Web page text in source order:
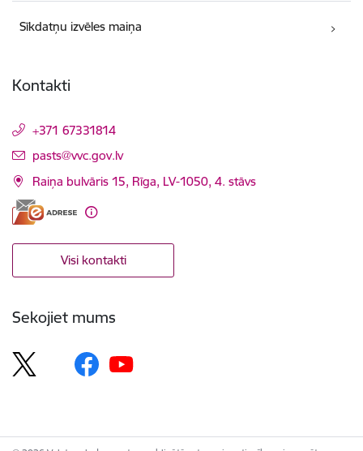
Sīkdatņu izvēles maiņa
Kontakti
+371 67331814
E-pasts:
pasts@vvc.gov.lv
Raiņa bulvāris 15, Rīga, LV-1050, 4. stāvs
Visi kontakti
Sekojiet mums